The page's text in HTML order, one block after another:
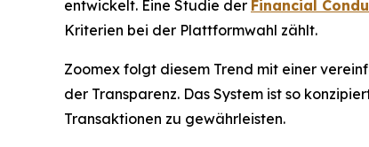
entwickelt. Eine Studie der Financial
Kriterien bei der Plattformwahl zählt.
Zoomex folgt diesem Trend mit einer
der Transparenz. Das System ist so
Transaktionen zu gewährleisten.